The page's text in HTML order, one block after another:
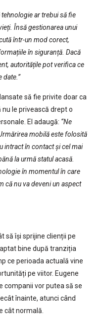
tehnologie ar trebui să fie
Însă gestionarea unui
într-un mod corect,
în siguranță. Dacă
autoritățile pot verifica ce
date.”
să fie privite doar ca
le privească drept o
El adaugă: “Ne
mobilă este folosită
intract în contact și cel mai
la urmă statul acasă.
în momentul în care
că nu va deveni un aspect
să își sprijine clienții pe
bine după tranziția
ce perioada actuală vine
pe viitor. Eugene
companii vor putea să se
înainte, atunci când
cât normală.